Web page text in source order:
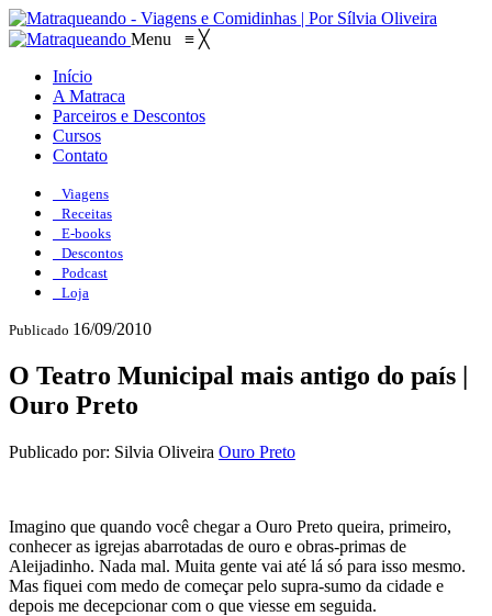
Menu ≡ ╳
Início
A Matraca
Parceiros e Descontos
Cursos
Contato
Viagens
Receitas
E-books
Descontos
Podcast
Loja
Publicado 16/09/2010
O Teatro Municipal mais antigo do país |
Ouro Preto
Publicado por: Silvia Oliveira Ouro Preto
Imagino que quando você chegar a Ouro Preto queira, primeiro,
conhecer as igrejas abarrotadas de ouro e obras-primas de
Aleijadinho. Nada mal. Muita gente vai até lá só para isso mesmo.
Mas fiquei com medo de começar pelo supra-sumo da cidade e
depois me decepcionar com o que viesse em seguida.